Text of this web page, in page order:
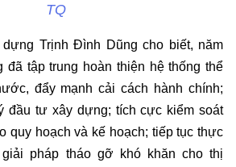
TQ
Trịnh Đình Dũng cho biết, năm
đã tập trung hoàn thiện hệ thống thể
đẩy mạnh cải cách hành chính;
đầu tư xây dựng; tích cực kiểm soát
quy hoạch và kế hoạch; tiếp tục thực
pháp tháo gỡ khó khăn cho thị